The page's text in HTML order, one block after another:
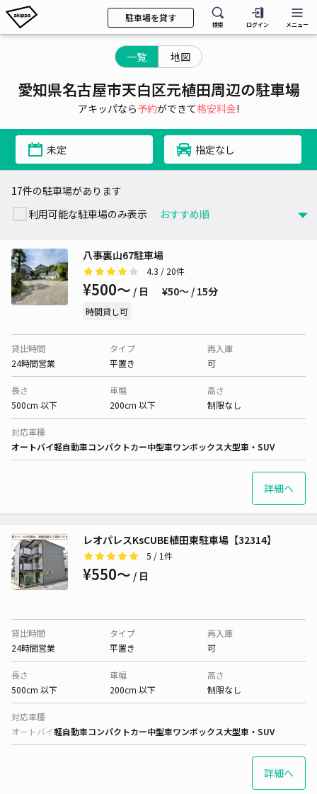
駐車場を貸す
検索 ログイン メニュー
一覧 地図
愛知県名古屋市天白区元植田周辺の駐車場
アキッパなら予約ができて格安料金!
未定 指定なし
17件の駐車場があります
利用可能な駐車場のみ表示
八事裏山67駐車場
4.3 / 20件
¥500〜 / 日 ¥50〜 / 15分
時間貸し可
貸出時間
24時間営業
タイプ
平置き
再入庫
可
長さ
500cm 以下
車幅
200cm 以下
高さ
制限なし
対応車種
オートバイ軽自動車コンパクトカー中型車ワンボックス大型車・SUV
詳細へ
レオパレスKsCUBE植田東駐車場【32314】
5 / 1件
¥550〜 / 日
貸出時間
24時間営業
タイプ
平置き
再入庫
可
長さ
500cm 以下
車幅
200cm 以下
高さ
制限なし
対応車種
オートバイ軽自動車コンパクトカー中型車ワンボックス大型車・SUV
詳細へ